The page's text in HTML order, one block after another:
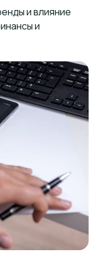
и влияние
и